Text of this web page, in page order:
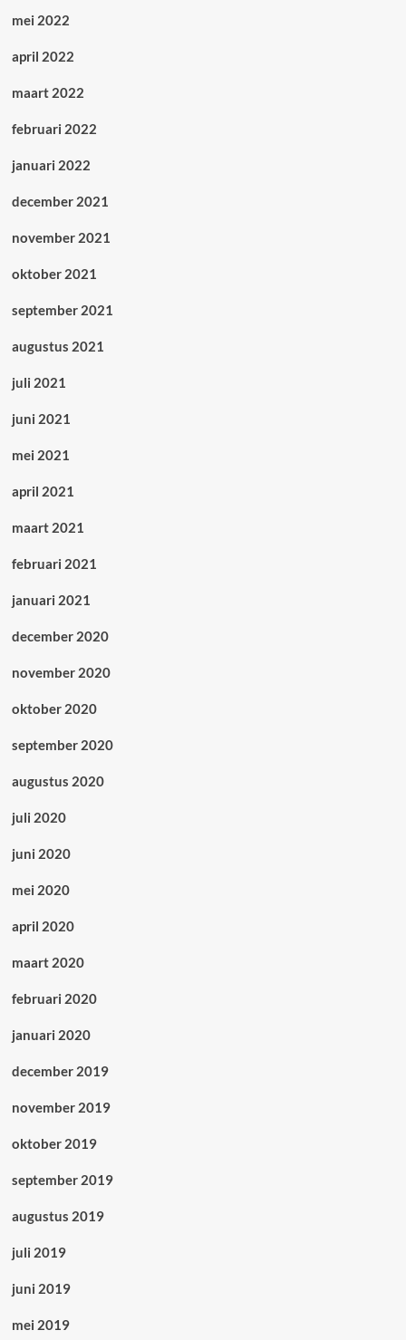
mei 2022
april 2022
maart 2022
februari 2022
januari 2022
december 2021
november 2021
oktober 2021
september 2021
augustus 2021
juli 2021
juni 2021
mei 2021
april 2021
maart 2021
februari 2021
januari 2021
december 2020
november 2020
oktober 2020
september 2020
augustus 2020
juli 2020
juni 2020
mei 2020
april 2020
maart 2020
februari 2020
januari 2020
december 2019
november 2019
oktober 2019
september 2019
augustus 2019
juli 2019
juni 2019
mei 2019